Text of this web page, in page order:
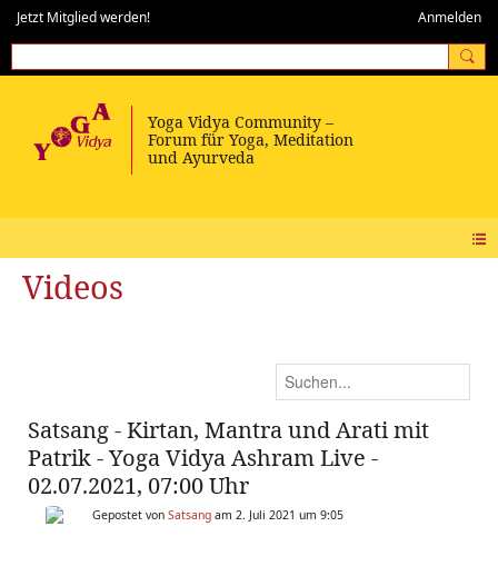
Jetzt Mitglied werden! Anmelden
Videos
Satsang - Kirtan, Mantra und Arati mit
Patrik - Yoga Vidya Ashram Live -
02.07.2021, 07:00 Uhr
Gepostet von Satsang am 2. Juli 2021 um 9:05